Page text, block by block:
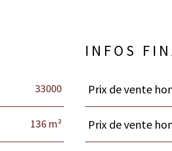
33000
136 m²
INFOS
Caractéristiques
Prix de vente
Prix de vente